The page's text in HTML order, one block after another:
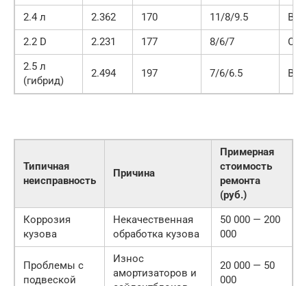
2.4 л
2.362 170 11/8/9.5
2.2 D
2.231 177 8/6/7
2.5 л
(гибрид)
2.494 197 7/6/6.5
Типичная
неисправность
Причина
Примерная
стоимость
ремонта
(руб.)
Коррозия
кузова
Некачественная
обработка кузова
50 000 — 200
000
Проблемы с
подвеской
Износ
амортизаторов и
20 000 — 50
000